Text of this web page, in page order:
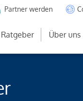
Partner werden
Ratgeber Über uns